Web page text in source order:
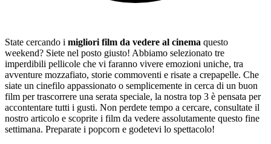
State cercando i migliori film da vedere al cinema questo
weekend? Siete nel posto giusto! Abbiamo selezionato tre
imperdibili pellicole che vi faranno vivere emozioni uniche, tra
avventure mozzafiato, storie commoventi e risate a crepapelle. Che
siate un cinefilo appassionato o semplicemente in cerca di un buon
film per trascorrere una serata speciale, la nostra top 3 è pensata per
accontentare tutti i gusti. Non perdete tempo a cercare, consultate il
nostro articolo e scoprite i film da vedere assolutamente questo fine
settimana. Preparate i popcorn e godetevi lo spettacolo!